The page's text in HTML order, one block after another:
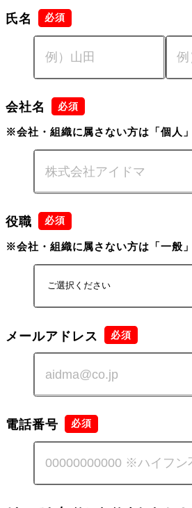
氏名
会社名
※会社・組織に属さない方は「個人
役職
※会社・組織に属さない方は「一般
メールアドレス
電話番号